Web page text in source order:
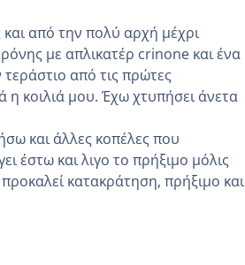
από την πολύ αρχή μέχρι
με απλικατέρ crinone και ένα
από τις πρώτες
κοιλιά μου. Έχω χτυπήσει άνετα
και άλλες κοπέλες που
έστω και λιγο το πρήξιμο μόλις
κατακράτηση, πρήξιμο και